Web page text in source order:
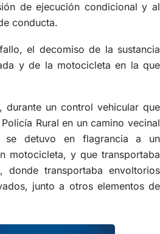
de ejecución condicional y al
conducta.
el decomiso de la sustancia
y de la motocicleta en la que
durante un control vehicular que
Rural en un camino vecinal
se detuvo en flagrancia a un
motocicleta, y que transportaba
donde transportaba envoltorios
junto a otros elementos de